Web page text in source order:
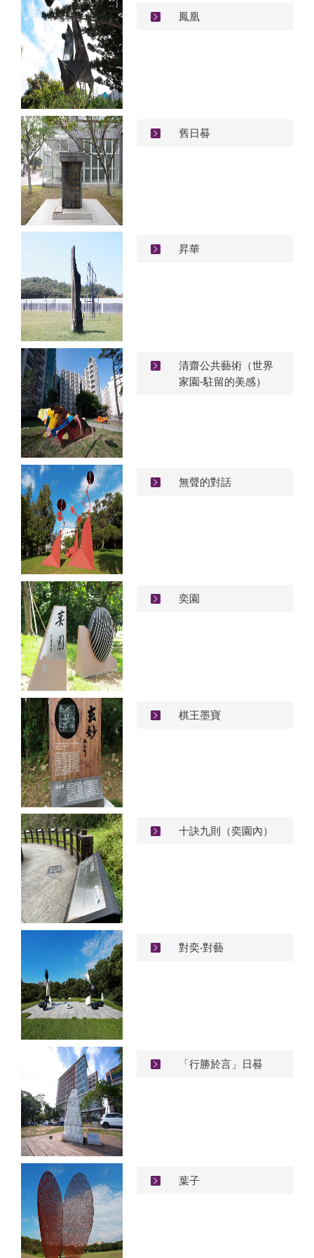
鳳凰
舊日晷
昇華
清齋公共藝術（世界
家園-駐留的美感）
無聲的對話
奕園
棋王墨寶
十訣九則（奕園內）
對奕‧對藝
「行勝於言」日晷
葉子